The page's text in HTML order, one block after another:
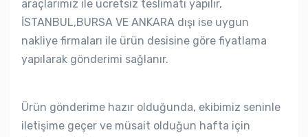
araçlarımız ile ücretsiz teslimatı yapılır,
İSTANBUL,BURSA VE ANKARA dışı ise uygun
nakliye firmaları ile ürün desisine göre fiyatlama
yapılarak gönderimi sağlanır.
Ürün gönderime hazır olduğunda, ekibimiz seninle
iletişime geçer ve müsait olduğun hafta için